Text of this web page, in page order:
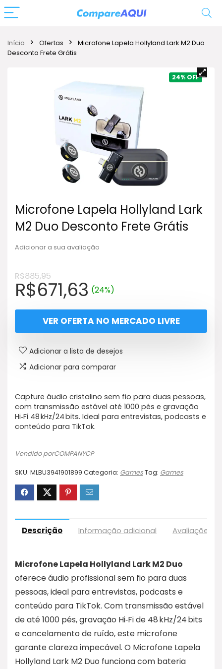
Início Ofertas
Microfone Lapela Hollyland Lark M2 Duo
Desconto Frete Grátis
24%
Microfone Lapela Hollyland Lark
M2 Duo Desconto Frete Grátis
Adicionar a sua avaliação
R$885,95
O
preço
original
era:
R$885,95.
R$671,63O
preço
atual
é:
R$671,63.
(24%)
VER OFERTA NO MERCADO LIVRE
Adicionar a lista de desejos
Adicionar para comparar
Capture áudio cristalino sem fio para duas pessoas,
com transmissão estável até 1000 pés e gravação
Hi‑Fi 48 kHz/24 bits. Ideal para entrevistas, podcasts e
conteúdo para TikTok.
Vendido porCOMPANYCP
SKU: MLBU3941901899 Categoria: GamesTag: Games
Descrição Informação adicional Avaliações
Microfone Lapela Hollyland Lark M2 Duo
oferece áudio profissional sem fio para duas
pessoas, ideal para entrevistas, podcasts e
conteúdo para TikTok. Com transmissão estável
de até 1000 pés, gravação Hi‑Fi de 48 kHz/24 bits
e cancelamento de ruído, este microfone
garante clareza impecável. O Microfone Lapela
Hollyland Lark M2 Duo funciona com bateria